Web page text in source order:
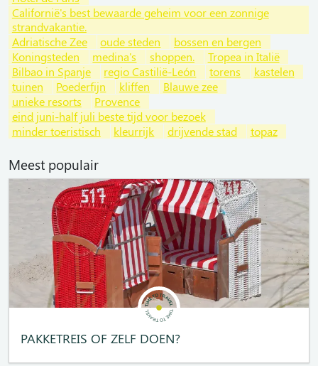
Californië's best bewaarde geheim voor een zonnige
strandvakantie.
Adriatische Zee
oude steden
bossen en bergen
Koningsteden
medina's shoppen.
Tropea in Italië
Bilbao in Spanje
regio Castilië-León torens
kastelen
tuinen
Poederfijn kliffen
Blauwe zee
unieke resorts
Provence
eind juni-half juli beste tijd voor bezoek
minder toeristisch
kleurrijk drijvende stad topaz
Meest populair
PAKKETREIS OF ZELF DOEN?